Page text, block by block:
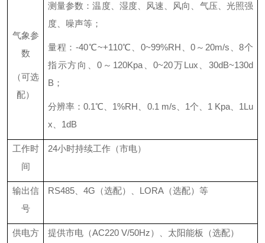
气象参
数
（可选
配）
测量参数：温度、湿度、风速、风向、气压、光照强
度、噪声等；
量程 ：-40℃~+110℃、0~99%RH、0～20m/s、8个
指示方向、0～120Kpa、0~20万Lux、30dB~130d
B；
分辨率：0.1℃、1%RH、0.1 m/s、1个、1 Kpa、1Lu
x、1dB
工作时
间
24小时持续工作（市电）
输出信
号
RS485、4G（选配）、LORA（选配）等
供电方 提供市电（AC220 V/50Hz）、太阳能板（选配）